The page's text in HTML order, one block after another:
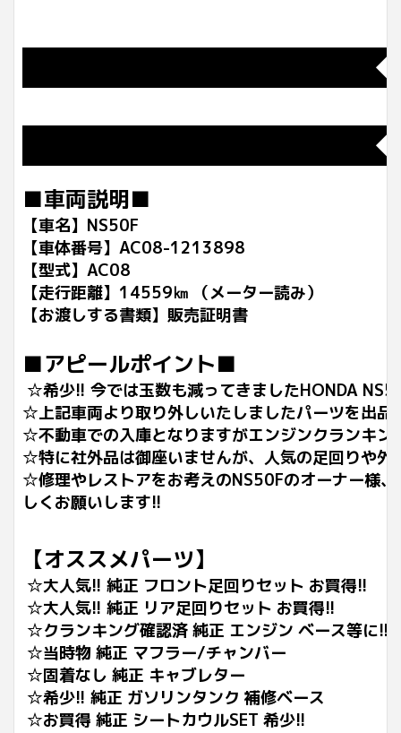
■車両説明■
【車名】NS50F
【車体番号】AC08-1213898
【型式】AC08
【走行距離】14559㎞ （メーター読み）
【お渡しする書類】販売証明書
■アピールポイント■
☆希少!! 今では玉数も減ってきましたHONDA
☆上記車両より取り外しいたしましたパーツを出品
☆不動車での入庫となりますがエンジンクランキン
☆特に社外品は御座いませんが、人気の足回りや
☆修理やレストアをお考えのNS50Fのオーナー様
しくお願いします!!
【オススメパーツ】
☆大人気!! 純正 フロント足回りセット お買得!!
☆大人気!! 純正 リア足回りセット お買得!!
☆クランキング確認済 純正 エンジン ベース等に!!
☆当時物 純正 マフラー/チャンバー
☆固着なし 純正 キャブレター
☆希少!! 純正 ガソリンタンク 補修ベース
☆お買得 純正 シートカウルSET 希少!!